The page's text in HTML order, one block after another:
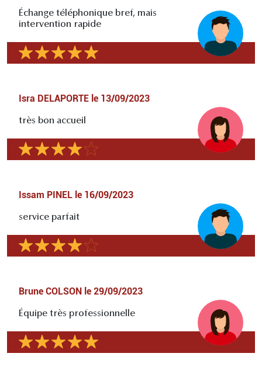
Échange téléphonique bref, mais
intervention rapide
Isra DELAPORTE le 13/09/2023
très bon accueil
Issam PINEL le 16/09/2023
service parfait
Brune COLSON le 29/09/2023
Équipe très professionnelle